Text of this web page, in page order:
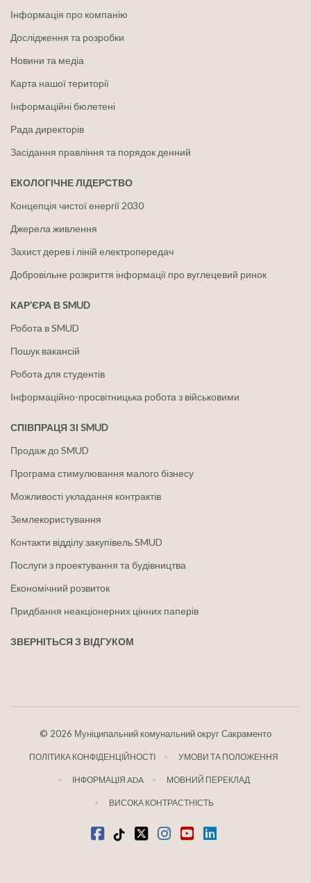
Інформація про компанію
Дослідження та розробки
Новини та медіа
Карта нашої території
Інформаційні бюлетені
Рада директорів
Засідання правління та порядок денний
ЕКОЛОГІЧНЕ ЛІДЕРСТВО
Концепція чистої енергії 2030
Джерела живлення
Захист дерев і ліній електропередач
Добровільне розкриття інформації про вуглецевий ринок
КАР'ЄРА В SMUD
Робота в SMUD
Пошук вакансій
Робота для студентів
Інформаційно-просвітницька робота з військовими
СПІВПРАЦЯ ЗІ SMUD
Продаж до SMUD
Програма стимулювання малого бізнесу
Можливості укладання контрактів
Землекористування
Контакти відділу закупівель SMUD
Послуги з проектування та будівництва
Економічний розвиток
Придбання неакціонерних цінних паперів
ЗВЕРНІТЬСЯ З ВІДГУКОМ
© 2026 Муніципальний комунальний округ Сакраменто
ПОЛІТИКА КОНФІДЕНЦІЙНОСТІ УМОВИ ТА ПОЛОЖЕННЯ
ІНФОРМАЦІЯ ADA МОВНИЙ ПЕРЕКЛАД
ВИСОКА КОНТРАСТНІСТЬ
Facebook
TiktokтвіттерInstagram
youtubeLinkedIn